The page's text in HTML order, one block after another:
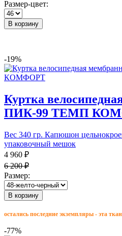
Размер-цвет:
В корзину
-19%
Куртка
ПИК-99 ТЕМП
Вес 340 гр. Капюшон
упаковочный мешок
4 960 ₽
6 200 ₽
Размер:
В корзину
остались последние экземпляры - эта
-77%